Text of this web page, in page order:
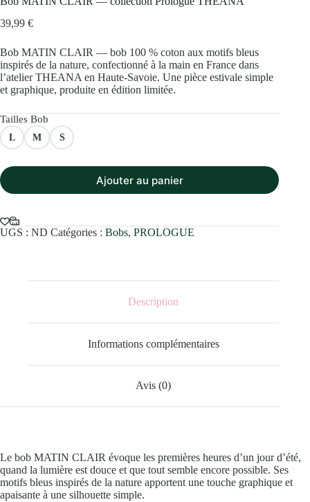
39,99 €
Bob MATIN CLAIR — bob 100 % coton aux motifs bleus
inspirés de la nature, confectionné à la main en France dans
l’atelier THEANA en Haute-Savoie. Une pièce estivale simple
et graphique, produite en édition limitée.
Tailles Bob
L M S
Ajouter au panier
UGS : ND Catégories : Bobs, PROLOGUE
Description
Informations complémentaires
Avis (0)
Le bob MATIN CLAIR évoque les premières heures d’un jour d’été,
quand la lumière est douce et que tout semble encore possible. Ses
motifs bleus inspirés de la nature apportent une touche graphique et
apaisante à une silhouette simple.